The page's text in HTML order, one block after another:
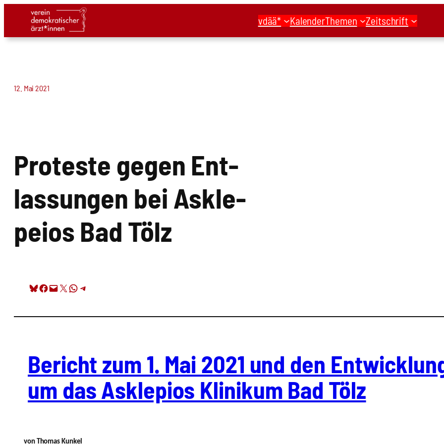
vdää* KalenderThemen Zeitschrift
12. Mai 2021
Pro­tes­te gegen Ent­
las­sun­gen bei Askle­
pei­os Bad Tölz
Share on Bluesky Share on Facebook Email this Page Share on X Share on WhatsApp Share on Telegram
Bericht zum 1. Mai 2021 und den
um das Askle­pi­os Kli­ni­kum Bad Tölz
von Tho­mas Kun­kel